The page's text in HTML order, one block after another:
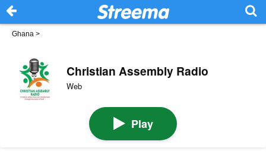
Ghana >
Christian Assembly Radio
Web
Play